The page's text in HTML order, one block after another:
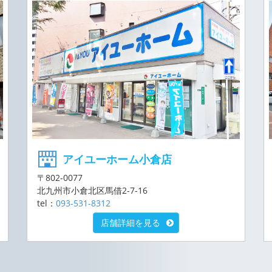
アイユーホーム小倉店
〒802-0077
北九州市小倉北区馬借2-7-16
tel： 093-531-8312
店舗詳細を見る